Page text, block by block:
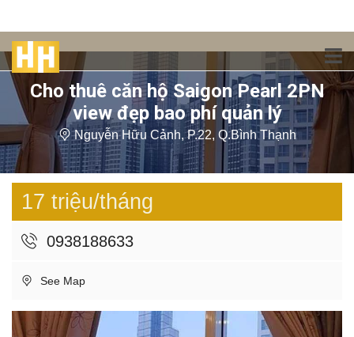
Cho thuê căn hộ Saigon Pearl 2PN
view đẹp bao phí quản lý
Nguyễn Hữu Cảnh, P.22, Q.Bình Thạnh
17 triệu/tháng
0938188633
See Map